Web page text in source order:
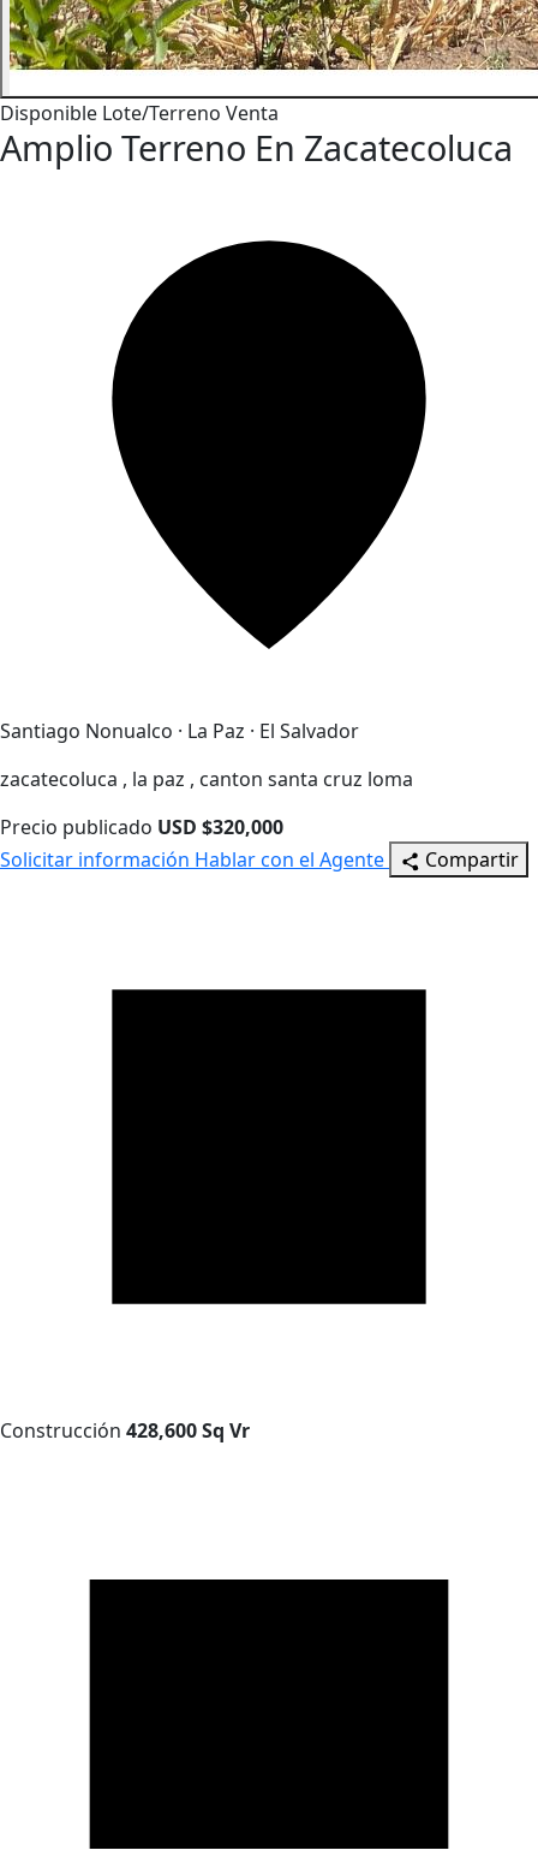
Disponible Lote/Terreno Venta
Amplio Terreno En Zacatecoluca
Santiago Nonualco · La Paz · El Salvador
zacatecoluca , la paz , canton santa cruz loma
Precio publicado USD $320,000
Solicitar información Hablar con el Agente Compartir
Construcción 428,600 Sq Vr